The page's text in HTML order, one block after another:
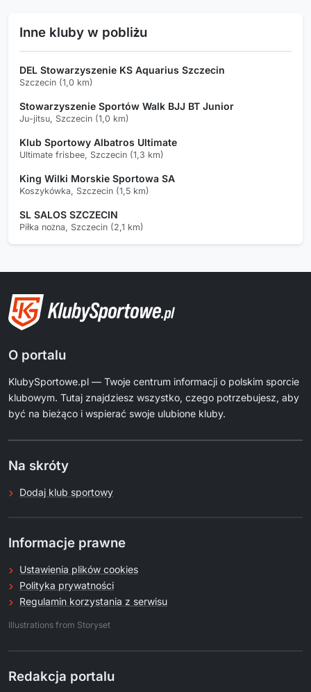
Inne kluby w pobliżu
DEL Stowarzyszenie KS Aquarius Szczecin
Szczecin (1,0 km)
Stowarzyszenie Sportów Walk BJJ BT Junior
Ju-jitsu, Szczecin (1,0 km)
Klub Sportowy Albatros Ultimate
Ultimate frisbee, Szczecin (1,3 km)
King Wilki Morskie Sportowa SA
Koszykówka, Szczecin (1,5 km)
SL SALOS SZCZECIN
Piłka nożna, Szczecin (2,1 km)
O portalu
KlubySportowe.pl — Twoje centrum informacji o polskim sporcie
klubowym. Tutaj znajdziesz wszystko, czego potrzebujesz, aby
być na bieżąco i wspierać swoje ulubione kluby.
Na skróty
Dodaj klub sportowy
Informacje prawne
Ustawienia plików cookies
Polityka prywatności
Regulamin korzystania z serwisu
Illustrations from Storyset
Redakcja portalu